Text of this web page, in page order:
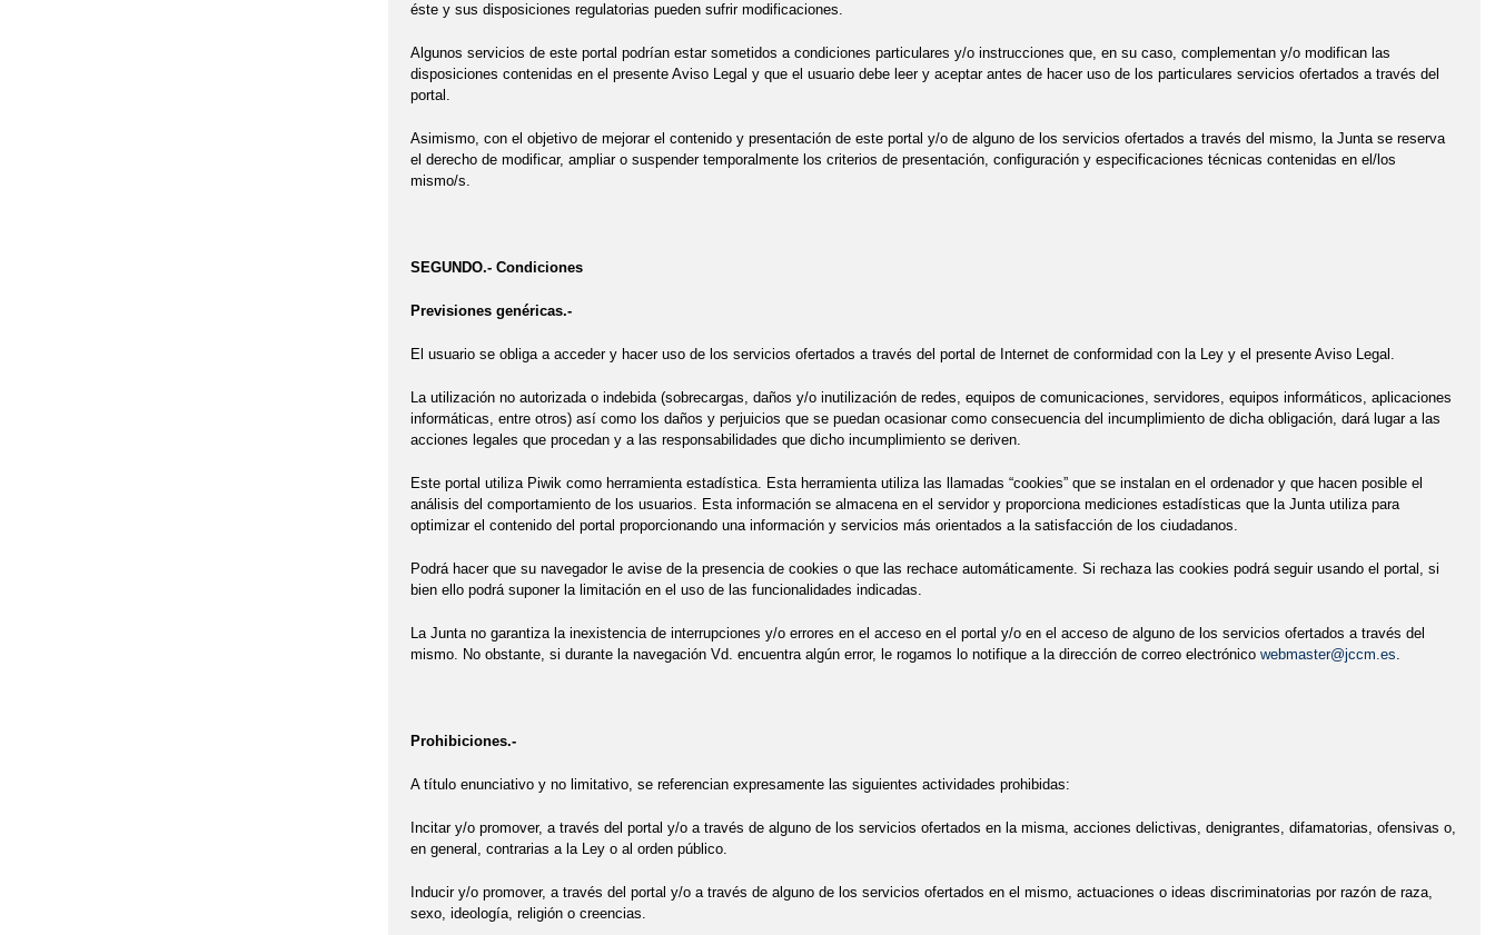
éste y sus disposiciones regulatorias pueden sufrir modificaciones.
Algunos servicios de este portal podrían estar sometidos a condiciones particulares y/o instrucciones que, en su caso, complementan y/o modifican las
disposiciones contenidas en el presente Aviso Legal y que el usuario debe leer y aceptar antes de hacer uso de los particulares servicios ofertados a través del
portal.
Asimismo, con el objetivo de mejorar el contenido y presentación de este portal y/o de alguno de los servicios ofertados a través del mismo, la Junta se reserva
el derecho de modificar, ampliar o suspender temporalmente los criterios de presentación, configuración y especificaciones técnicas contenidas en el/los
mismo/s.
SEGUNDO.- Condiciones
Previsiones genéricas.-
El usuario se obliga a acceder y hacer uso de los servicios ofertados a través del portal de Internet de conformidad con la Ley y el presente Aviso Legal.
La utilización no autorizada o indebida (sobrecargas, daños y/o inutilización de redes, equipos de comunicaciones, servidores, equipos informáticos, aplicaciones
informáticas, entre otros) así como los daños y perjuicios que se puedan ocasionar como consecuencia del incumplimiento de dicha obligación, dará lugar a las
acciones legales que procedan y a las responsabilidades que dicho incumplimiento se deriven.
Este portal utiliza Piwik como herramienta estadística. Esta herramienta utiliza las llamadas “cookies” que se instalan en el ordenador y que hacen posible el
análisis del comportamiento de los usuarios. Esta información se almacena en el servidor y proporciona mediciones estadísticas que la Junta utiliza para
optimizar el contenido del portal proporcionando una información y servicios más orientados a la satisfacción de los ciudadanos.
Podrá hacer que su navegador le avise de la presencia de cookies o que las rechace automáticamente. Si rechaza las cookies podrá seguir usando el portal, si
bien ello podrá suponer la limitación en el uso de las funcionalidades indicadas.
La Junta no garantiza la inexistencia de interrupciones y/o errores en el acceso en el portal y/o en el acceso de alguno de los servicios ofertados a través del
mismo. No obstante, si durante la navegación Vd. encuentra algún error, le rogamos lo notifique a la dirección de correo electrónico webmaster@jccm.es.
Prohibiciones.-
A título enunciativo y no limitativo, se referencian expresamente las siguientes actividades prohibidas:
Incitar y/o promover, a través del portal y/o a través de alguno de los servicios ofertados en la misma, acciones delictivas, denigrantes, difamatorias, ofensivas o,
en general, contrarias a la Ley o al orden público.
Inducir y/o promover, a través del portal y/o a través de alguno de los servicios ofertados en el mismo, actuaciones o ideas discriminatorias por razón de raza,
sexo, ideología, religión o creencias.